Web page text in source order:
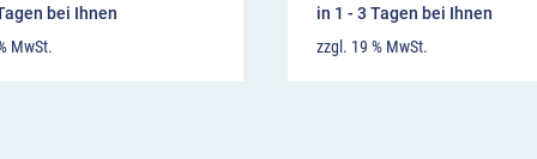
bei Ihnen
MwSt.
in 1 - 3 Tagen bei Ihnen
zzgl. 19 % MwSt.